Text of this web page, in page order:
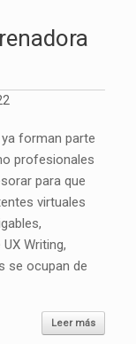
forman parte
profesionales
para que
virtuales
Writing,
se ocupan de
Leer más